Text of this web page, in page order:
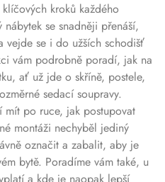
kroků každého
se snadněji přenáší,
vejde se i do užších schodišť
vám podrobně poradí, jak na
ať už jde o skříně, postele,
sedací soupravy.
mít po ruce, jak postupovat
montáži nechyběl jediný
označit a zabalit, aby je
bytě. Poradíme vám také, u